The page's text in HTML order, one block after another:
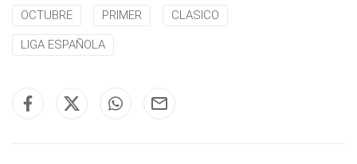
OCTUBRE PRIMER CLASICO
LIGA ESPAÑOLA